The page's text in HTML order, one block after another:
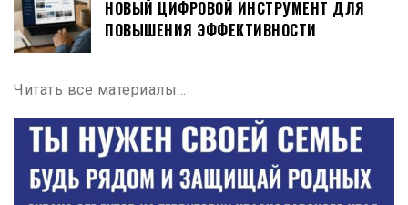
НОВЫЙ ЦИФРОВОЙ ИНСТРУМЕНТ ДЛЯ
ПОВЫШЕНИЯ ЭФФЕКТИВНОСТИ
Читать все материалы…